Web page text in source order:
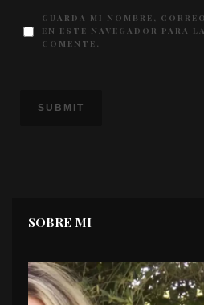
GUARDA MI NOMBRE,
EN ESTE NAVEGADOR PARA
COMENTE.
SOBRE MI